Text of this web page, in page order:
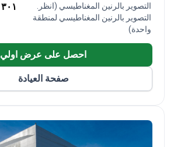
التصوير بالرنين المغناطيسي (انظر.
التصوير بالرنين المغناطيسي لمنطقة
واحدة)
٣٠١ US$ -
احصل على عرض اولي
صفحة العيادة